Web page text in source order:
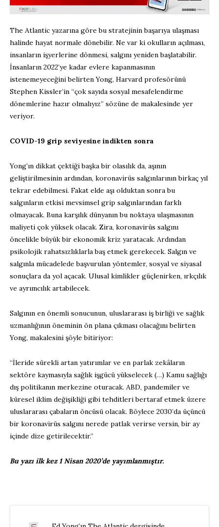
The Atlantic yazarına göre bu stratejinin başarıya ulaşması
halinde hayat normale dönebilir. Ne var ki okulların açılması,
insanların işyerlerine dönmesi, salgını yeniden başlatabilir.
İnsanların 2022’ye kadar evlere kapanmasının
istenemeyeceğini belirten Yong, Harvard profesörünü
Stephen Kissler’in “çok sayıda sosyal mesafelendirme
dönemlerine hazır olmalıyız” sözüne de makalesinde yer
veriyor.
COVID-19 grip seviyesine indikten sonra
Yong’ın dikkat çektiği başka bir olasılık da, aşının
geliştirilmesinin ardından, koronavirüs salgınlarının birkaç yıl
tekrar edebilmesi. Fakat elde aşı olduktan sonra bu
salgınların etkisi mevsimsel grip salgınlarından farklı
olmayacak. Buna karşılık dünyanın bu noktaya ulaşmasının
maliyeti çok yüksek olacak. Zira, koronavirüs salgını
öncelikle büyük bir ekonomik kriz yaratacak. Ardından
psikolojik rahatsızlıklarla baş etmek gerekecek. Salgın ve
salgınla mücadelede başvurulan yöntemler, sosyal ve siyasal
sonuçlara da yol açacak. Ulusal kimlikler güçlenirken, ırkçılık
ve ayrımcılık artabilecek.
Salgının en önemli sonucunun, uluslararası iş birliği ve sağlık
uzmanlığının öneminin ön plana çıkması olacağını belirten
Yong, makalesini şöyle bitiriyor:
“İleride sürekli artan yatırımlar ve en parlak zekâların
sektöre kaymasıyla sağlık işgücü yükselecek (…) Kamu sağlığı
dış politikanın merkezine oturacak. ABD, pandemiler ve
küresel iklim değişikliği gibi tehditleri bertaraf etmek üzere
uluslararası çabaların öncüsü olacak. Böylece 2030’da üçüncü
bir koronavirüs salgını nerede patlak verirse versin, bir ay
içinde dize getirilecektir.”
Bu yazı ilk kez 1 Nisan 2020’de yayımlanmıştır.